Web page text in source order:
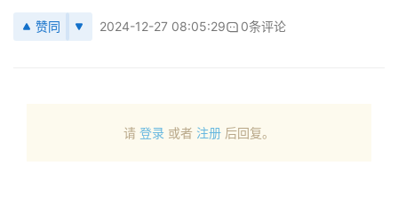
赞同 2024-12-27 08:05:29 0条评论
请 登录 或者 注册 后回复。